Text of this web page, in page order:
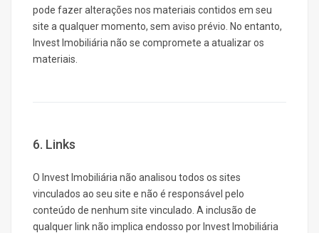
pode fazer alterações nos materiais contidos em seu
site a qualquer momento, sem aviso prévio. No entanto,
Invest Imobiliária não se compromete a atualizar os
materiais.
6. Links
O Invest Imobiliária não analisou todos os sites
vinculados ao seu site e não é responsável pelo
conteúdo de nenhum site vinculado. A inclusão de
qualquer link não implica endosso por Invest Imobiliária